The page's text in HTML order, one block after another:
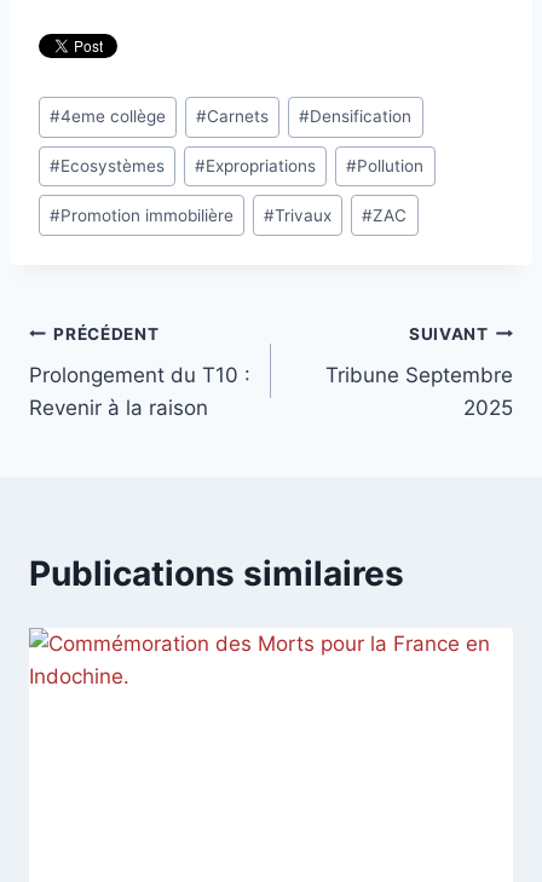
Étiquettes
de
la
publication :
#4eme collège #Carnets #Densification
#Ecosystèmes #Expropriations #Pollution
#Promotion immobilière #Trivaux #ZAC
Navigation
de
PRÉCÉDENT
Prolongement du T10 :
Revenir à la raison
SUIVANT
Tribune Septembre
2025
Publications similaires